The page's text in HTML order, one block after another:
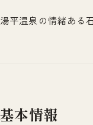
湯平温泉の情緒ある
基本情報